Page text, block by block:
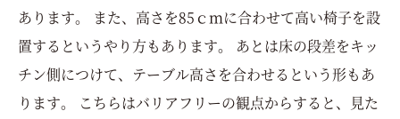
あります。 また、高さを85ｃｍに合わせて高い椅子を設
置するというやり方もあります。 あとは床の段差をキッ
チン側につけて、テーブル高さを合わせるという形もあ
ります。 こちらはバリアフリーの観点からすると、見た